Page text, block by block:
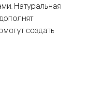
Натуральная
создать